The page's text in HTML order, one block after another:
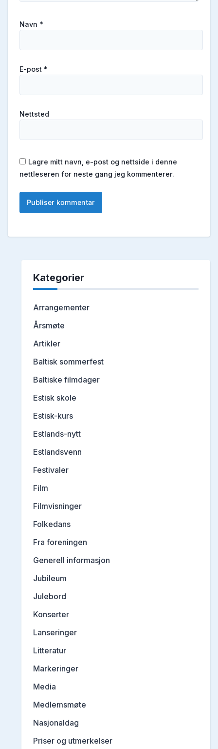
Navn *
E-post *
Nettsted
Lagre mitt navn, e-post og nettside i denne
nettleseren for neste gang jeg kommenterer.
Kategorier
Arrangementer
Årsmøte
Artikler
Baltisk sommerfest
Baltiske filmdager
Estisk skole
Estisk-kurs
Estlands-nytt
Estlandsvenn
Festivaler
Film
Filmvisninger
Folkedans
Fra foreningen
Generell informasjon
Jubileum
Julebord
Konserter
Lanseringer
Litteratur
Markeringer
Media
Medlemsmøte
Nasjonaldag
Priser og utmerkelser